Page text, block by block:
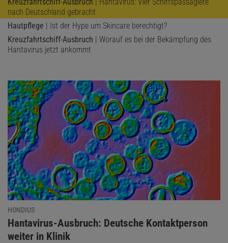
nach Deutschland gebracht
Hautpflege | Ist der Hype um Skincare berechtigt?
Kreuzfahrtschiff-Ausbruch | Worauf es bei der Bekämpfung des
Hantavirus jetzt ankommt
HONDIUS
:
Hantavirus-Ausbruch: Deutsche Kontaktperson
weiter in Klinik